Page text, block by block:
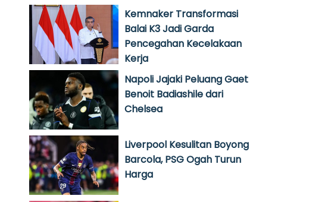
Kemnaker Transformasi
Balai K3 Jadi Garda
Pencegahan Kecelakaan
Kerja
Napoli Jajaki Peluang Gaet
Benoit Badiashile dari
Chelsea
Liverpool Kesulitan Boyong
Barcola, PSG Ogah Turun
Harga